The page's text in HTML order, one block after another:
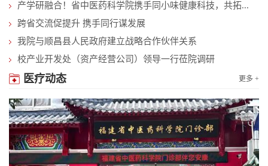
产学研融合！省中医药科学院携手同小味健康科技，共拓...
跨省交流促提升 携手同行谋发展
我院与顺昌县人民政府建立战略合作伙伴关系
校产业开发处（资产经营公司）领导一行莅院调研
医疗动态 更多 +